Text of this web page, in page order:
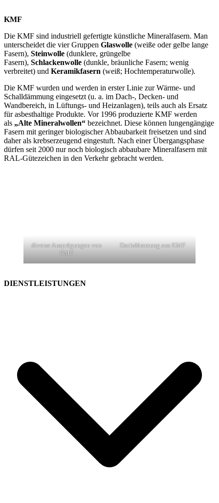
KMF
Die KMF sind industriell gefertigte künstliche Mineralfasern. Man
unterscheidet die vier Gruppen Glaswolle (weiße oder gelbe lange
Fasern), Steinwolle (dunklere, grüngelbe
Fasern), Schlackenwolle (dunkle, bräunliche Fasern; wenig
verbreitet) und Keramikfasern (weiß; Hochtemperaturwolle).
Die KMF wurden und werden in erster Linie zur Wärme- und
Schalldämmung eingesetzt (u. a. im Dach-, Decken- und
Wandbereich, in Lüftungs- und Heizanlagen), teils auch als Ersatz
für asbesthaltige Produkte. Vor 1996 produzierte KMF werden
als „Alte Mineralwollen“ bezeichnet. Diese können lungengängige
Fasern mit geringer biologischer Abbaubarkeit freisetzen und sind
daher als krebserzeugend eingestuft. Nach einer Übergangsphase
dürfen seit 2000 nur noch biologisch abbaubare Mineralfasern mit
RAL-Gütezeichen in den Verkehr gebracht werden.
diverse Ausprägungen von
KMF
Dachdämmung aus KMF
DIENST­LEISTUNGEN